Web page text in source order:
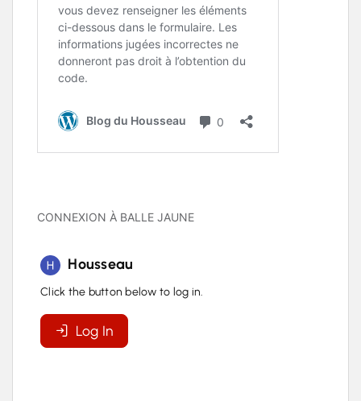
CONNEXION À BALLE JAUNE